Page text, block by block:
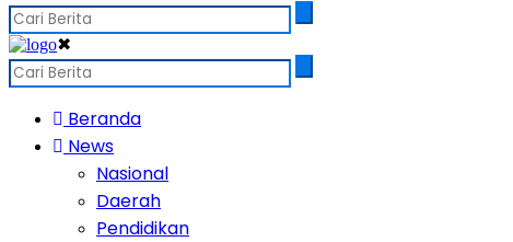
✖
Beranda
News
Nasional
Daerah
Pendidikan